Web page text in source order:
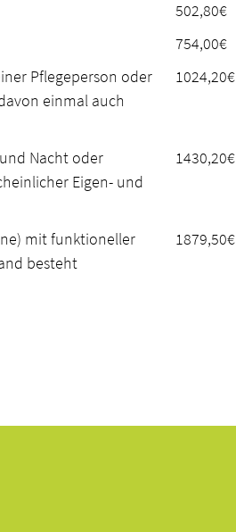
502,80€
754,00€
Pflegeperson oder
einmal auch
1024,20€
Nacht oder
Eigen- und
1430,20€
mit funktioneller
besteht
1879,50€